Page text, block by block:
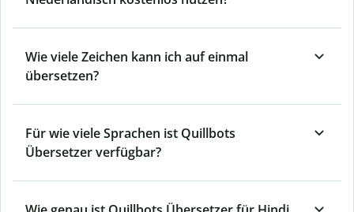
Wie viele Zeichen kann ich auf einmal
übersetzen?
Für wie viele Sprachen ist Quillbots
Übersetzer verfügbar?